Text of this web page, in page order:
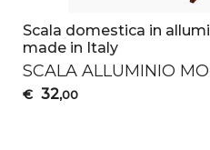
Scala domestica in
made in Italy
SCALA ALLUMINIO
€ 32,00